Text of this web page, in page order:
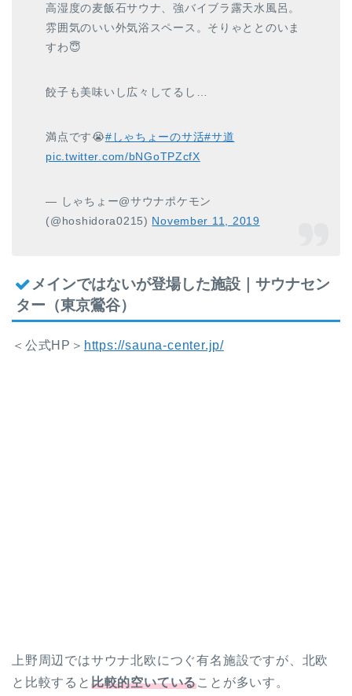
高湿度の麦飯石サウナ、強バイブラ露天水風呂。
雰囲気のいい外気浴スペース。そりゃととのいま
すわ😇
餃子も美味いし広々してるし…
満点です😭#しゃちょーのサ活#サ道
pic.twitter.com/bNGoTPZcfX
— しゃちょー@サウナポケモン
(@hoshidora0215) November 11, 2019
メインではないが登場した施設｜サウナセン
ター（東京鶯谷）
＜公式HP＞ https://sauna-center.jp/
上野周辺ではサウナ北欧につぐ有名施設ですが、北欧
と比較すると 比較的空いていることが多いす。